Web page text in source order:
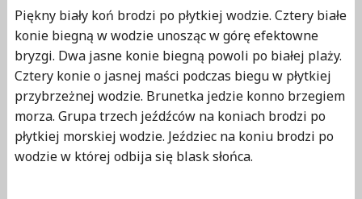
j
ę
ć
)
"
Piękny biały koń brodzi po płytkiej wodzie. Cztery białe
konie biegną w wodzie unosząc w górę efektowne
bryzgi. Dwa jasne konie biegną powoli po białej plaży.
Cztery konie o jasnej maści podczas biegu w płytkiej
przybrzeżnej wodzie. Brunetka jedzie konno brzegiem
morza. Grupa trzech jeźdźców na koniach brodzi po
płytkiej morskiej wodzie. Jeździec na koniu brodzi po
wodzie w której odbija się blask słońca.